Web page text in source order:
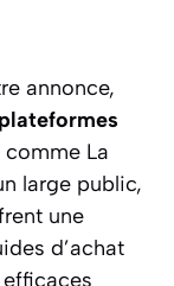
annonce,
plateformes
La
large public,
une
d’achat